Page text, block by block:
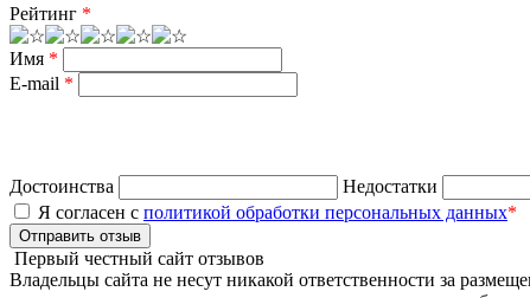
Рейтинг *
Имя *
E-mail *
Достоинства Недостатки
Я согласен с политикой обработки персональных данных*
Отправить отзыв
Первый честный сайт отзывов
Владельцы сайта не несут никакой ответственности за